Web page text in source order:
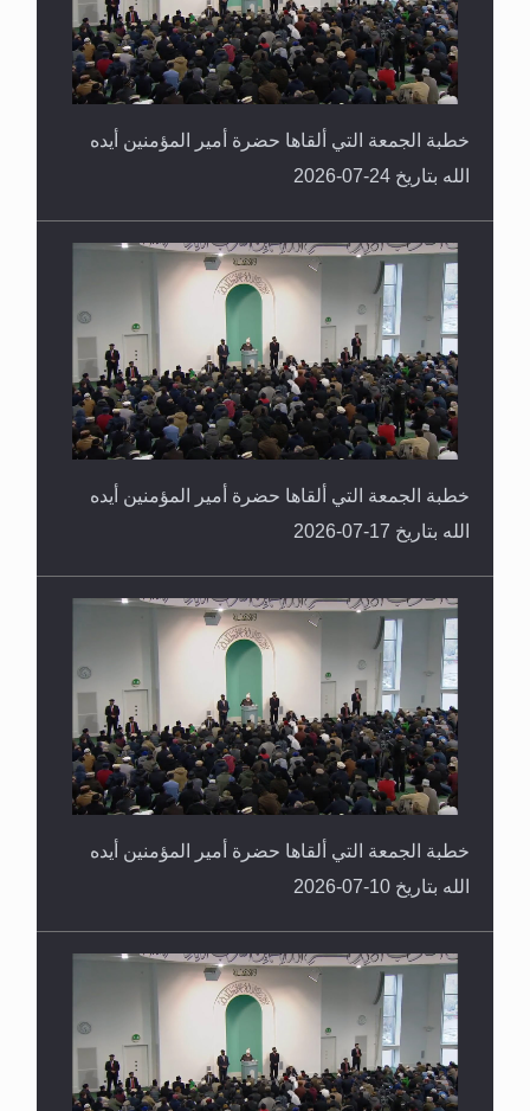
خطبة الجمعة التي ألقاها حضرة أمير المؤمنين أيده
الله بتاريخ 24-07-2026
خطبة الجمعة التي ألقاها حضرة أمير المؤمنين أيده
الله بتاريخ 17-07-2026
خطبة الجمعة التي ألقاها حضرة أمير المؤمنين أيده
الله بتاريخ 10-07-2026